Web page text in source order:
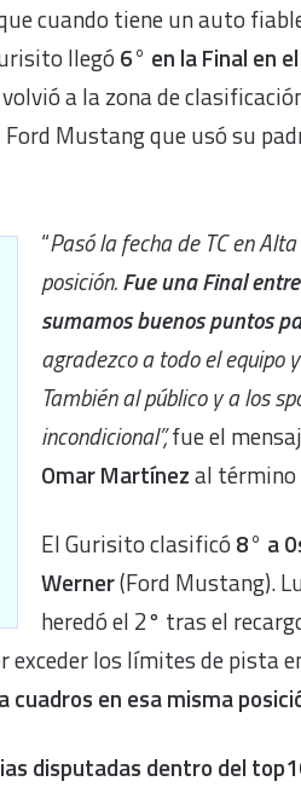
cuando tiene un auto
llegó 6° en la Final en
a la zona de
Mustang que usó su
“Pasó la fecha de TC en
posición.Fue una Final
sumamos buenos puntos
agradezco a todo el equipo
También al público y a los
incondicional”,fue el
Omar Martínezal término
El Gurisito clasificó 8° a
Werner(Ford Mustang).
heredó el 2° tras el
exceder los límites de pista
cuadros en esa misma
disputadas dentro del